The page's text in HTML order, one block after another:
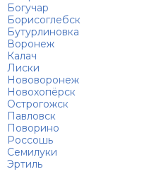
Богучар
Борисоглебск
Бутурлиновка
Воронеж
Калач
Лиски
Нововоронеж
Новохопёрск
Острогожск
Павловск
Поворино
Россошь
Семилуки
Эртиль